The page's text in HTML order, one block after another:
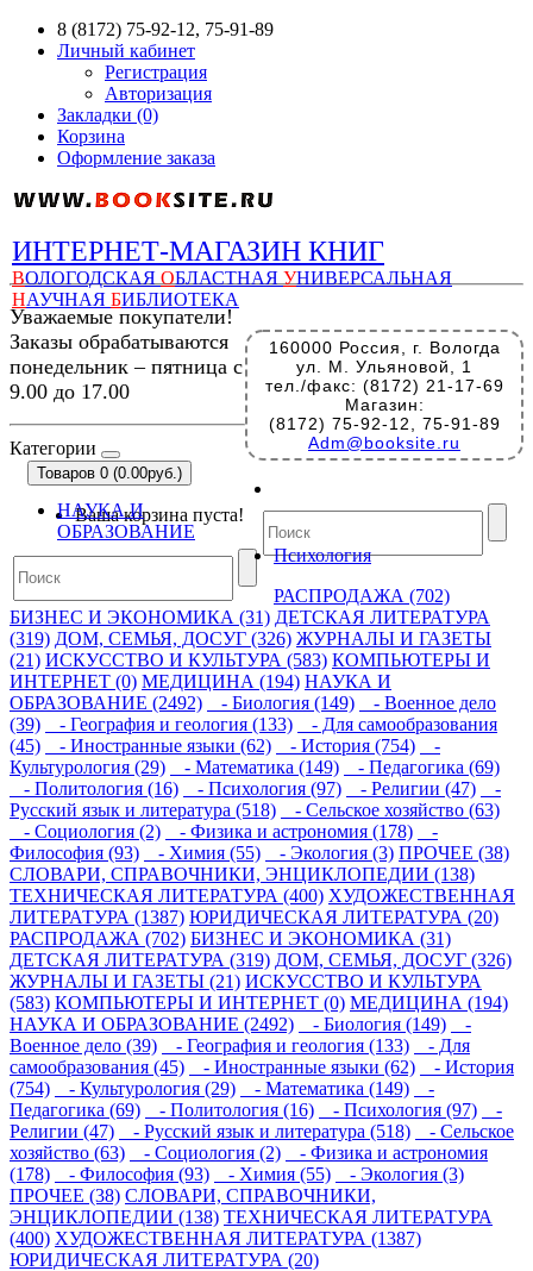
8 (8172) 75-92-12, 75-91-89
Личный кабинет
Регистрация
Авторизация
Закладки (0)
Корзина
Оформление заказа
ИНТЕРНЕТ-МАГАЗИН КНИГ
ВОЛОГОДСКАЯ ОБЛАСТНАЯ УНИВЕРСАЛЬНАЯ
НАУЧНАЯ БИБЛИОТЕКА
160000 Россия, г. Вологда
ул. М. Ульяновой, 1
тел./факс: (8172) 21-17-69
Магазин:
(8172) 75-92-12, 75-91-89
Adm@booksite.ru
Уважаемые покупатели!
Заказы обрабатываются
понедельник – пятница с
9.00 до 17.00
Категории
Товаров 0 (0.00руб.)
Ваша корзина пуста!
НАУКА И
ОБРАЗОВАНИЕ
Психология
РАСПРОДАЖА (702)
БИЗНЕС И ЭКОНОМИКА (31) ДЕТСКАЯ ЛИТЕРАТУРА
(319) ДОМ, СЕМЬЯ, ДОСУГ (326) ЖУРНАЛЫ И ГАЗЕТЫ
(21) ИСКУССТВО И КУЛЬТУРА (583) КОМПЬЮТЕРЫ И
ИНТЕРНЕТ (0) МЕДИЦИНА (194) НАУКА И
ОБРАЗОВАНИЕ (2492)
- Биология (149)
- Военное дело
(39)
- География и геология (133)
- Для самообразования
(45)
- Иностранные языки (62) - История (754)
-
Культурология (29)
- Математика (149)
- Педагогика (69)
- Политология (16)
- Психология (97) - Религии (47)
-
Русский язык и литература (518)
- Сельское хозяйство (63)
- Социология (2)
- Физика и астрономия (178)
-
Философия (93)
- Химия (55) - Экология (3) ПРОЧЕЕ (38)
СЛОВАРИ, СПРАВОЧНИКИ, ЭНЦИКЛОПЕДИИ (138)
ТЕХНИЧЕСКАЯ ЛИТЕРАТУРА (400) ХУДОЖЕСТВЕННАЯ
ЛИТЕРАТУРА (1387) ЮРИДИЧЕСКАЯ ЛИТЕРАТУРА (20)
РАСПРОДАЖА (702) БИЗНЕС И ЭКОНОМИКА (31)
ДЕТСКАЯ ЛИТЕРАТУРА (319) ДОМ, СЕМЬЯ, ДОСУГ (326)
ЖУРНАЛЫ И ГАЗЕТЫ (21) ИСКУССТВО И КУЛЬТУРА
(583) КОМПЬЮТЕРЫ И ИНТЕРНЕТ (0) МЕДИЦИНА (194)
НАУКА И ОБРАЗОВАНИЕ (2492)
- Биология (149)
-
Военное дело (39)
- География и геология (133)
- Для
самообразования (45)
- Иностранные языки (62)
- История
(754)
- Культурология (29) - Математика (149)
-
Педагогика (69)
- Политология (16) - Психология (97)
-
Религии (47)
- Русский язык и литература (518)
- Сельское
хозяйство (63)
- Социология (2)
- Физика и астрономия
(178)
- Философия (93) - Химия (55)
- Экология (3)
ПРОЧЕЕ (38) СЛОВАРИ, СПРАВОЧНИКИ,
ЭНЦИКЛОПЕДИИ (138) ТЕХНИЧЕСКАЯ ЛИТЕРАТУРА
(400) ХУДОЖЕСТВЕННАЯ ЛИТЕРАТУРА (1387)
ЮРИДИЧЕСКАЯ ЛИТЕРАТУРА (20)